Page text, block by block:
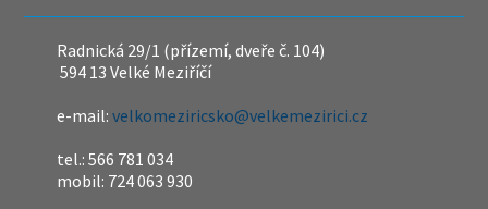
Radnická 29/1 (přízemí, dveře č. 104)
594 13 Velké Meziříčí
e-mail:velkomeziricsko@velkemezirici.cz
tel.: 566 781 034
mobil: 724 063 930